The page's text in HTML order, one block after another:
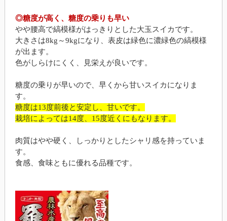
◎糖度が高く、糖度の乗りも早い
やや腰高で縞模様がはっきりとした大玉スイカです。
大きさは8kg～9kgになり、表皮は緑色に濃緑色の縞模様
が出ます。
色がしらけにくく、見栄えが良いです。
糖度の乗りが早いので、早くから甘いスイカになりま
す。
糖度は13度前後と安定し、甘いです。
栽培によっては14度、15度近くにもなります。
肉質はやや硬く、しっかりとしたシャリ感を持っていま
す。
食感、食味ともに優れる品種です。